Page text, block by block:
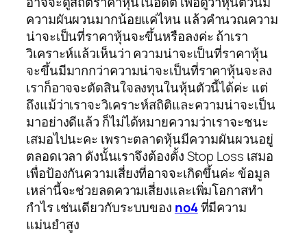
ความผันผวนมากน้อยแค่ไหน แล้วคำนวณความ
น่าจะเป็นที่ราคาหุ้นจะขึ้นหรือลงค่ะ ถ้าเรา
วิเคราะห์แล้วเห็นว่า ความน่าจะเป็นที่ราคาหุ้น
จะขึ้นมีมากกว่าความน่าจะเป็นที่ราคาหุ้นจะลง
เราก็อาจจะตัดสินใจลงทุนในหุ้นตัวนี้ได้ค่ะ แต่
ถึงแม้ว่าเราจะวิเคราะห์สถิติและความน่าจะเป็น
มาอย่างดีแล้ว ก็ไม่ได้หมายความว่าเราจะชนะ
เสมอไปนะคะ เพราะตลาดหุ้นมีความผันผวนอยู่
ตลอดเวลา ดังนั้นเราจึงต้องตั้ง Stop Loss เสมอ
เพื่อป้องกันความเสี่ยงที่อาจจะเกิดขึ้นค่ะ ข้อมูล
เหล่านี้จะช่วยลดความเสี่ยงและเพิ่มโอกาสทำ
กำไร เช่นเดียวกับระบบของ no4ที่มีความ
แม่นยำสูง